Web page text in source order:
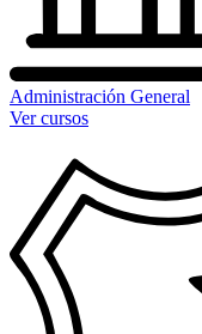
Administración General
Ver cursos